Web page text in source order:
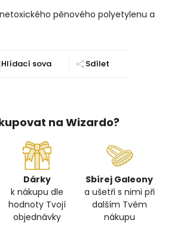
pěnového polyetylenu a
Sdílet
na Wizardo?
Dárky
k nákupu dle
hodnoty Tvojí
objednávky
Sbírej Galeony
a ušetři s nimi při
dalším Tvém
nákupu